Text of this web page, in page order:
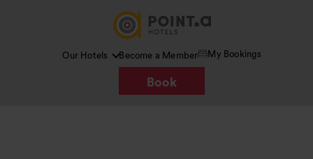
Our Hotels Become a Member My Bookings
Book